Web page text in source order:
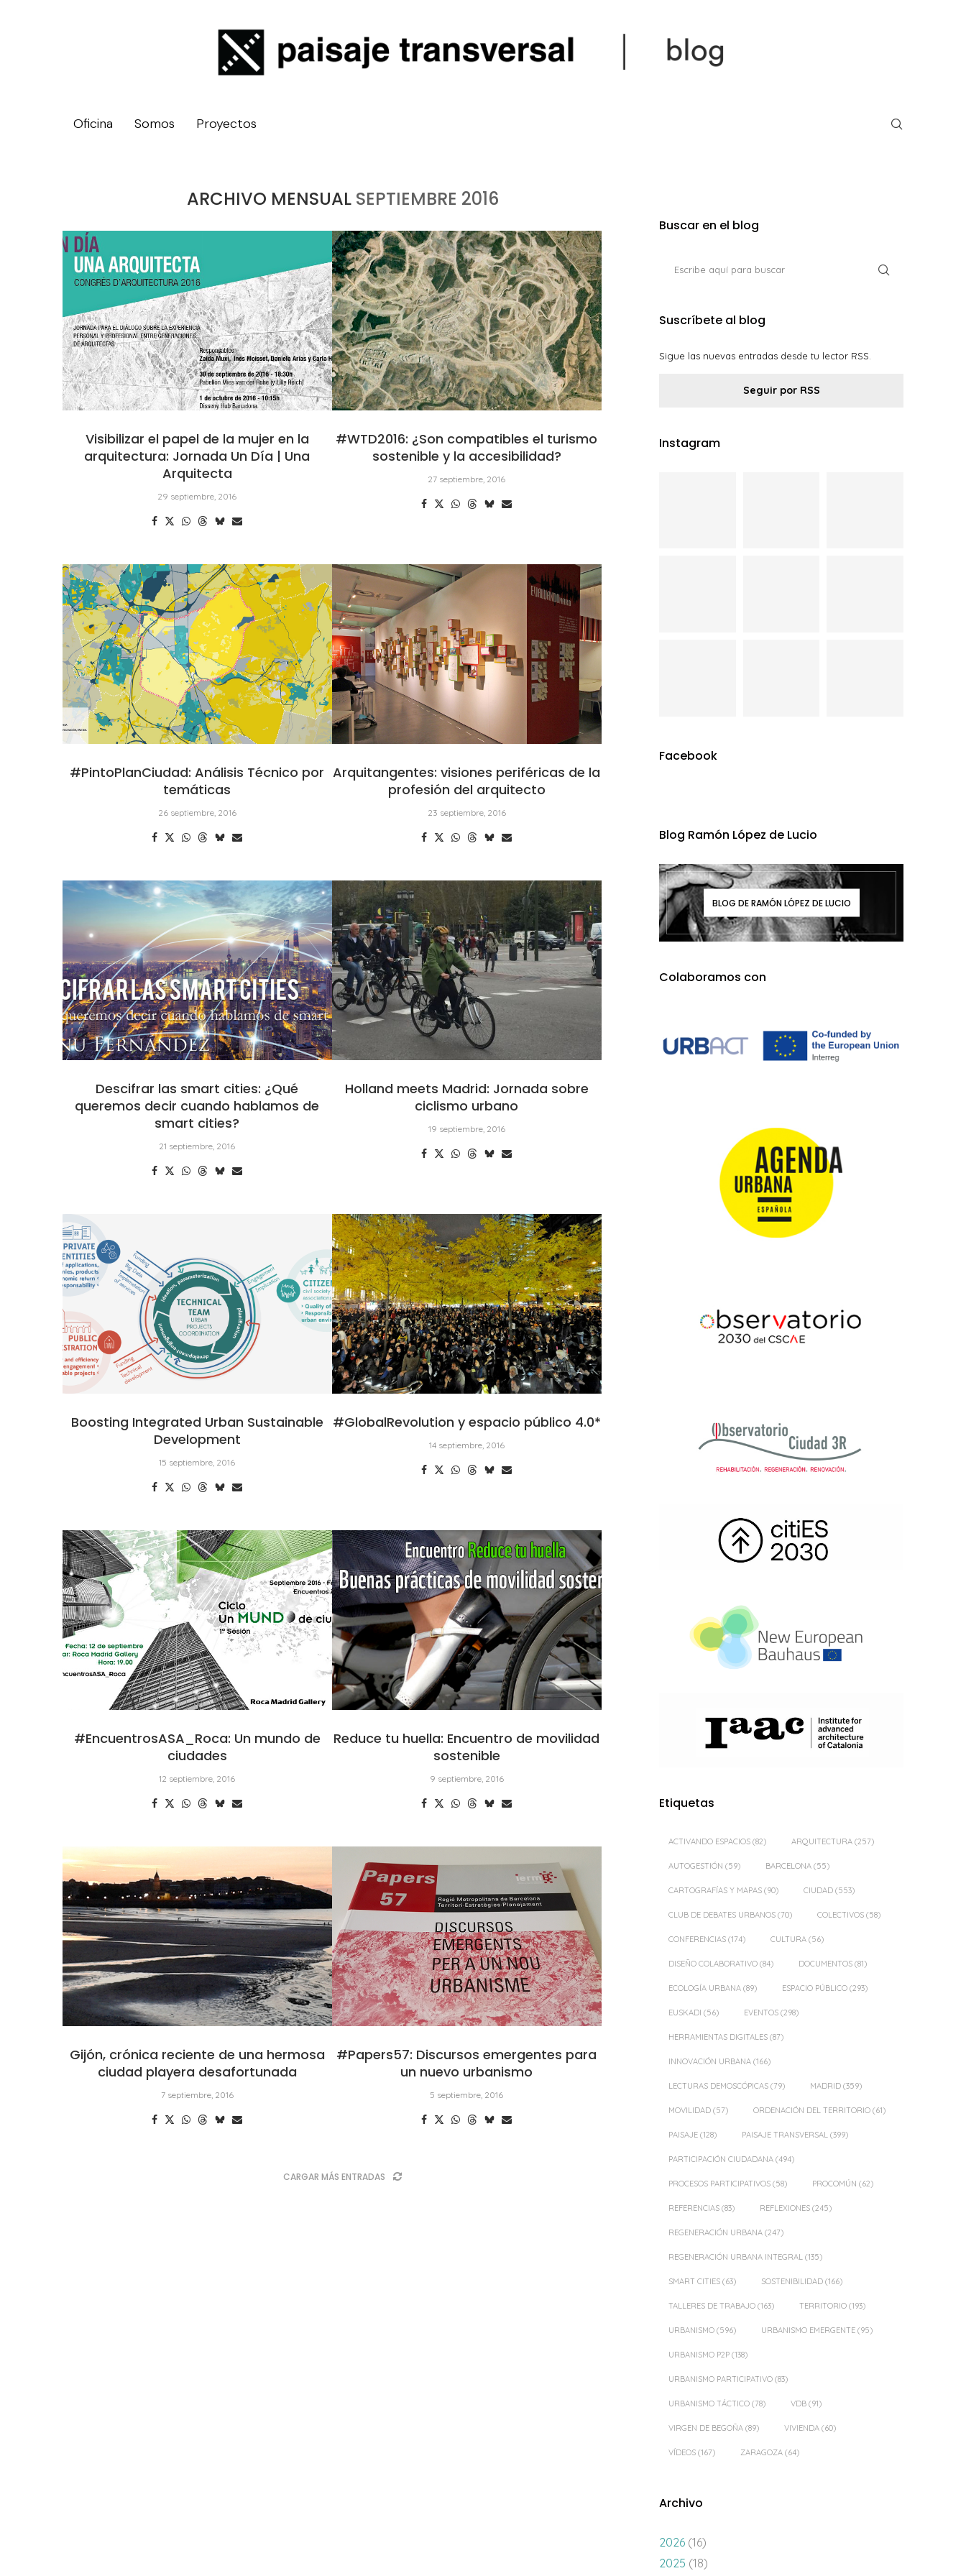
Oficina Somos Proyectos
ARCHIVO MENSUAL SEPTIEMBRE 2016
Visibilizar el papel de la mujer en la
arquitectura: Jornada Un Día | Una
Arquitecta
29 septiembre, 2016
#WTD2016: ¿Son compatibles el turismo
sostenible y la accesibilidad?
27 septiembre, 2016
#PintoPlanCiudad: Análisis Técnico por
temáticas
26 septiembre, 2016
Arquitangentes: visiones periféricas de la
profesión del arquitecto
23 septiembre, 2016
Descifrar las smart cities: ¿Qué
queremos decir cuando hablamos de
smart cities?
21 septiembre, 2016
Holland meets Madrid: Jornada sobre
ciclismo urbano
19 septiembre, 2016
Boosting Integrated Urban Sustainable
Development
15 septiembre, 2016
#GlobalRevolution y espacio público 4.0*
14 septiembre, 2016
#EncuentrosASA_Roca: Un mundo de
ciudades
12 septiembre, 2016
Reduce tu huella: Encuentro de movilidad
sostenible
9 septiembre, 2016
Gijón, crónica reciente de una hermosa
ciudad playera desafortunada
7 septiembre, 2016
#Papers57: Discursos emergentes para
un nuevo urbanismo
5 septiembre, 2016
CARGAR MÁS ENTRADAS
Buscar en el blog
Suscríbete al blog
Sigue las nuevas entradas desde tu lector RSS.
Seguir por RSS
Instagram
Facebook
Blog Ramón López de Lucio
BLOG DE RAMÓN LÓPEZ DE LUCIO
Colaboramos con
Etiquetas
ACTIVANDO ESPACIOS (82) ARQUITECTURA (257)
AUTOGESTIÓN (59) BARCELONA (55)
CARTOGRAFÍAS Y MAPAS (90) CIUDAD (553)
CLUB DE DEBATES URBANOS (70) COLECTIVOS (58)
CONFERENCIAS (174) CULTURA (56)
DISEÑO COLABORATIVO (84) DOCUMENTOS (81)
ECOLOGÍA URBANA (89) ESPACIO PÚBLICO (293)
EUSKADI (56) EVENTOS (298)
HERRAMIENTAS DIGITALES (87)
INNOVACIÓN URBANA (166)
LECTURAS DEMOSCÓPICAS (79) MADRID (359)
MOVILIDAD (57) ORDENACIÓN DEL TERRITORIO (61)
PAISAJE (128) PAISAJE TRANSVERSAL (399)
PARTICIPACIÓN CIUDADANA (494)
PROCESOS PARTICIPATIVOS (58) PROCOMÚN (62)
REFERENCIAS (83) REFLEXIONES (245)
REGENERACIÓN URBANA (247)
REGENERACIÓN URBANA INTEGRAL (135)
SMART CITIES (63) SOSTENIBILIDAD (166)
TALLERES DE TRABAJO (163) TERRITORIO (193)
URBANISMO (596) URBANISMO EMERGENTE (95)
URBANISMO P2P (138)
URBANISMO PARTICIPATIVO (83)
URBANISMO TÁCTICO (78) VDB (91)
VIRGEN DE BEGOÑA (89) VIVIENDA (60)
VÍDEOS (167) ZARAGOZA (64)
Archivo
2026 (16)
2025 (18)